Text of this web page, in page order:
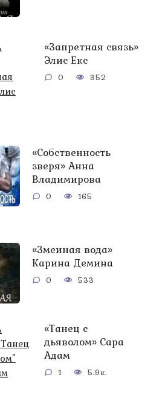
«Запретная связь»
Элис Екс
0 352
«Собственность
зверя» Анна
Владимирова
0 165
«Змеиная вода»
Карина Демина
0 533
«Танец с
дьяволом» Сара
Адам
1 5.9к.